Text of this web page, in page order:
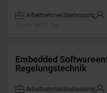
Arbeitnehmerüberlassung
Embedded
Regelungstechnik
Arbeitnehmerüberlassung